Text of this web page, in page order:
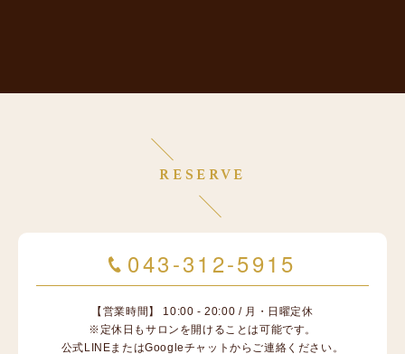
RESERVE
043-312-5915
【営業時間】 10:00 - 20:00 / 月・日曜定休
※定休日もサロンを開けることは可能です。
公式LINEまたはGoogleチャットからご連絡ください。